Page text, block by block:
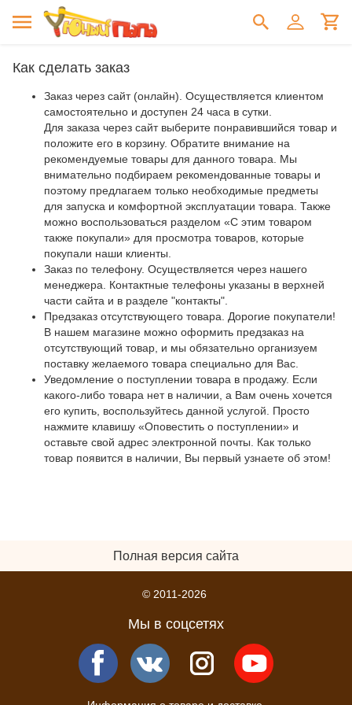
Как сделать заказ
Заказ через сайт (онлайн). Осуществляется клиентом
самостоятельно и доступен 24 часа в сутки.
Для заказа через сайт выберите понравившийся товар и
положите его в корзину. Обратите внимание на
рекомендуемые товары для данного товара. Мы
внимательно подбираем рекомендованные товары и
поэтому предлагаем только необходимые предметы
для запуска и комфортной эксплуатации товара. Также
можно воспользоваться разделом «С этим товаром
также покупали» для просмотра товаров, которые
покупали наши клиенты.
Заказ по телефону. Осуществляется через нашего
менеджера. Контактные телефоны указаны в верхней
части сайта и в разделе "контакты".
Предзаказ отсутствующего товара. Дорогие покупатели!
В нашем магазине можно оформить предзаказ на
отсутствующий товар, и мы обязательно организуем
поставку желаемого товара специально для Вас.
Уведомление о поступлении товара в продажу. Если
какого-либо товара нет в наличии, а Вам очень хочется
его купить, воспользуйтесь данной услугой. Просто
нажмите клавишу «Оповестить о поступлении» и
оставьте свой адрес электронной почты. Как только
товар появится в наличии, Вы первый узнаете об этом!
Полная версия сайта
© 2011-2026
Мы в соцсетях